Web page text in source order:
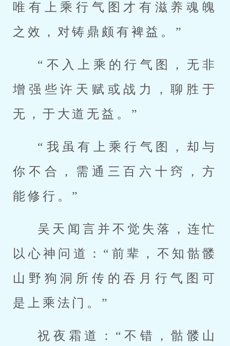
唯有上乘行气图才有滋养魂魄
之效，对铸鼎颇有裨益。”
“不入上乘的行气图，无非
增强些许天赋或战力，聊胜于
无，于大道无益。”
“我虽有上乘行气图，却与
你不合，需通三百六十窍，方
能修行。”
吴天闻言并不觉失落，连忙
以心神问道：“前辈，不知骷髅
山野狗洞所传的吞月行气图可
是上乘法门。”
祝夜霜道：“不错，骷髅山